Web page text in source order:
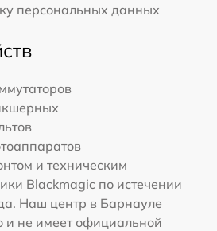
персональных данных
и техническим
Blackmagic по истечении
Наш центр в Барнауле
и не имеет официальной